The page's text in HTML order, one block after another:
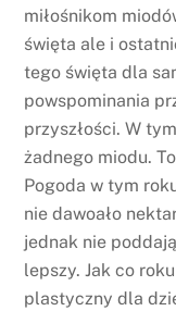
miłośnikom
święta ale i
tego święta dla
powspominania
przyszłości. W
żadnego miodu.
Pogoda w tym
nie dawoało
jednak nie
lepszy. Jak co
plastyczny dla